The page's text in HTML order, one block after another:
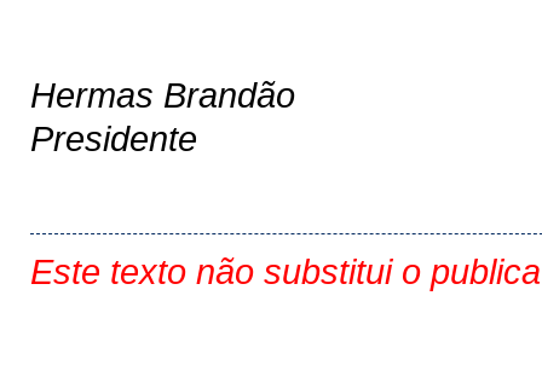
Hermas Brandão
Presidente
Este texto não substitui o